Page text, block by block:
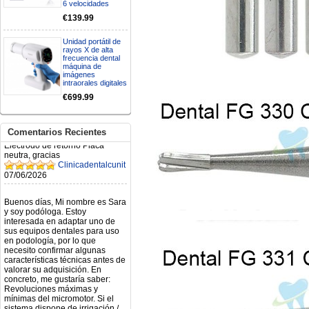
6 velocidades
€139.99
Unidad portátil de
rayos X de alta
frecuencia dental
máquina de
imágenes
intraorales digitales
€699.99
Comentarios Recientes
RECIBIRE MI PEDIDO,
GRACIAS
clinicadentalcunit
11/06/2026
Hola buenos días respecto al
Artículo. DDE0032580
electróbisturí, quisiera saber si
va conectado al paciente, placa
neutra.Placa de retorno,
Electrodo de retorno Placa
neutra, gracias
Clinicadentalcunit
07/06/2026
y soy podóloga. Estoy
interesada en adaptar uno de
sus equipos dentales para uso
en podología, por lo que
necesito confirmar algunas
características técnicas antes de
valorar su adquisición. En
concreto, me gustaría saber:
Revoluciones máximas y
mínimas del micromotor. Si el
sistema dispone de irrigación /